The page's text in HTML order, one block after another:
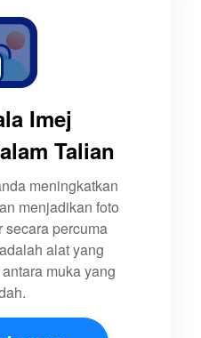
Imej
Talian
meningkatkan
menjadikan foto
percuma
alat yang
muka yang